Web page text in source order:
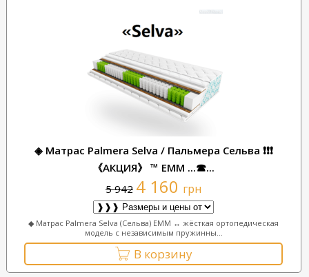
◈ Матрас Palmera Selva / Пальмера Сельва ❗❗❗
《АКЦИЯ》 ™ ЕММ ...☎...
5 942 4 160 грн
◆ Матрас Palmera Selva (Сельва) ЕММ ↔ жёсткая ортопедическая
модель с независимым пружинны...
В корзину